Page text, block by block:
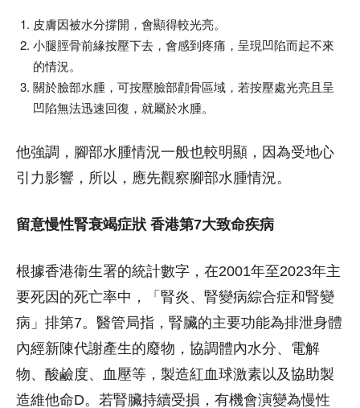
皮膚因被水分撐開，會顯得較光亮。
小腿脛骨前緣按壓下去，會感到疼痛，呈現凹陷而起不來
的情況。
關於臉部水腫，可按壓臉部顴骨區域，若按壓處光亮且呈
凹陷無法迅速回復，就屬於水腫。
他強調，腳部水腫情況一般也較明顯，因為受地心
引力影響，所以，應先觀察腳部水腫情況。
留意慢性腎衰竭症狀 香港第7大致命疾病
根據香港衞生署的統計數字，在2001年至2023年主
要死因的死亡率中，「腎炎、腎變病綜合症和腎變
病」排第7。醫管局指，腎臟的主要功能為排泄身體
內經新陳代謝產生的廢物，協調體內水分、電解
物、酸鹼度、血壓等，製造紅血球激素以及協助製
造維他命D。若腎臟持續受損，有機會演變為慢性